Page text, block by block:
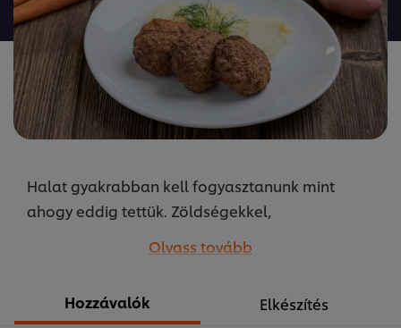
recipe
elemhez
Halat gyakrabban kell fogyasztanunk mint
ahogy eddig tettük. Zöldségekkel,
tehetjük a menünket. A receptet készítette Szikora
Olvass tovább
Hozzávalók Elkészítés